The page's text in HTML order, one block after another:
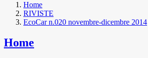
Home
RIVISTE
EcoCar n.020 novembre-dicembre 2014
Home